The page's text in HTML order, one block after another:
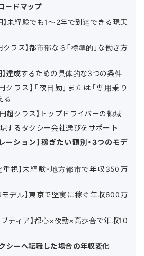
ードマップ
】未経験でも1〜2年で到達できる現実
クラス】都市部なら「標準的」な働き方
】達成するための具体的な3つの条件
クラス】「夜日勤」または「専用乗り
る
超クラス】トップドライバーの領域
するタクシー会社選びをサポート
ーション】稼ぎたい額別・3つのモデ
重視】未経験・地方都市で年収350万
モデル】東京で堅実に稼ぐ年収600万
プティア】都心×夜勤×高歩合で年収10
シーへ転職した場合の年収変化